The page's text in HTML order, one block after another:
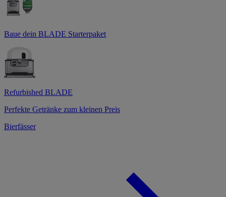
Baue dein BLADE Starterpaket
Refurbished BLADE
Perfekte Getränke zum kleinen Preis
Bierfässer